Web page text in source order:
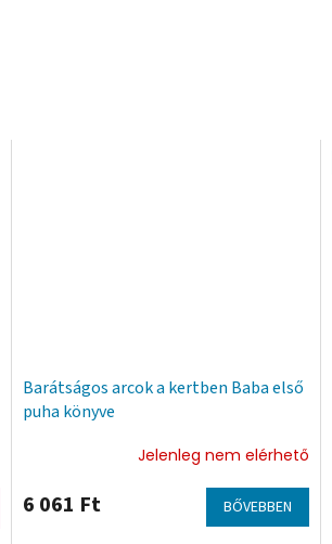
Barátságos arcok a kertben Baba első
puha könyve
Jelenleg nem elérhető
6 061 Ft BŐVEBBEN